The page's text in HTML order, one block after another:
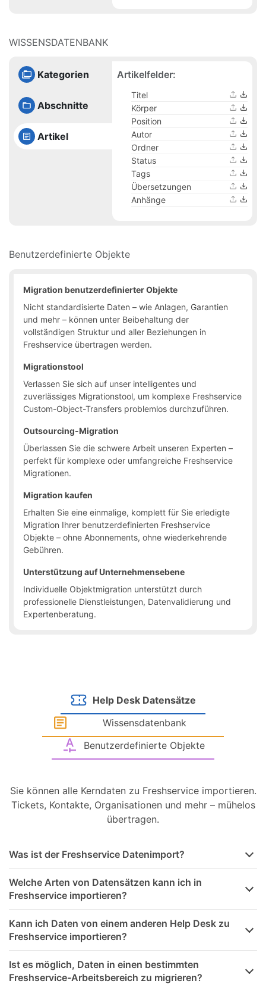
WISSENSDATENBANK
Kategorien
Abschnitte
Artikel
Artikelfelder:
Titel
Körper
Position
Autor
Ordner
Status
Tags
Übersetzungen
Anhänge
Benutzerdefinierte Objekte
Migration benutzerdefinierter Objekte
Nicht standardisierte Daten – wie Anlagen, Garantien
und mehr – können unter Beibehaltung der
vollständigen Struktur und aller Beziehungen in
Freshservice übertragen werden.
Migrationstool
Verlassen Sie sich auf unser intelligentes und
zuverlässiges Migrationstool, um komplexe Freshservice
Custom-Object-Transfers problemlos durchzuführen.
Outsourcing-Migration
Überlassen Sie die schwere Arbeit unseren Experten –
perfekt für komplexe oder umfangreiche Freshservice
Migrationen.
Migration kaufen
Erhalten Sie eine einmalige, komplett für Sie erledigte
Migration Ihrer benutzerdefinierten Freshservice
Objekte – ohne Abonnements, ohne wiederkehrende
Gebühren.
Unterstützung auf Unternehmensebene
Individuelle Objektmigration unterstützt durch
professionelle Dienstleistungen, Datenvalidierung und
Expertenberatung.
Help Desk Datensätze
Wissensdatenbank
Benutzerdefinierte Objekte
Sie können alle Kerndaten zu Freshservice importieren.
Tickets, Kontakte, Organisationen und mehr – mühelos
übertragen.
Was ist der Freshservice Datenimport?
Welche Arten von Datensätzen kann ich in
Freshservice importieren?
Kann ich Daten von einem anderen Help Desk zu
Freshservice importieren?
Ist es möglich, Daten in einen bestimmten
Freshservice-Arbeitsbereich zu migrieren?